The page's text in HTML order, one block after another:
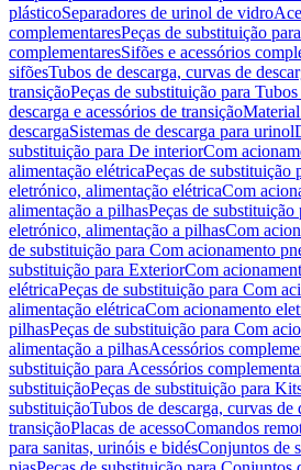
plásticoSeparadores de urinol de vidro
complementaresPeças de substituição
complementaresSifões e acessórios
sifõesTubos de descarga, curvas de
transiçãoPeças de substituição para
descarga e acessórios de transição
descargaSistemas de descarga para urinol
substituição para De interiorCom
alimentação elétricaPeças de substituição
eletrónico, alimentação elétricaCom
alimentação a pilhasPeças de
eletrónico, alimentação a pilhasCom
de substituição para Com acionamento
substituição para ExteriorCom
elétricaPeças de substituição para Com
alimentação elétricaCom acionamento
pilhasPeças de substituição para Com
alimentação a pilhasAcessórios
substituição para Acessórios
substituiçãoPeças de substituição para
substituiçãoTubos de descarga, curvas de
transiçãoPlacas de acessoComandos
para sanitas, urinóis e bidésConjuntos de